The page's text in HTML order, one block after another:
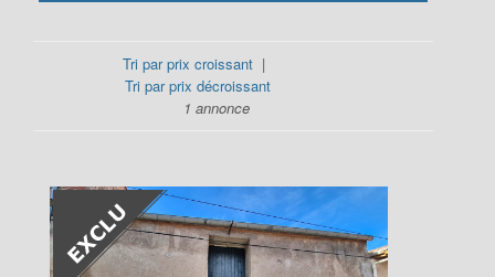
Tri par prix croissant |
Tri par prix décroissant
1 annonce